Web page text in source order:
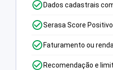
Dados cadastrais
Serasa Score Positivo
Faturamento ou
Recomendação e